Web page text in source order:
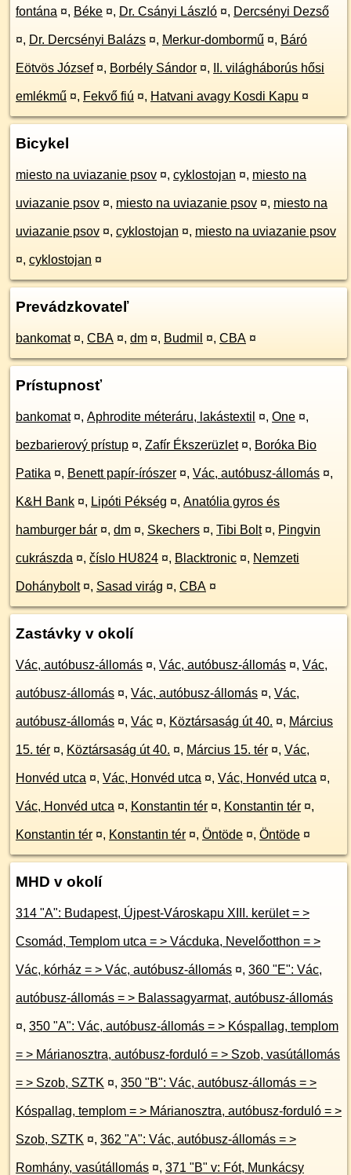
fontána ¤, Béke ¤, Dr. Csányi László ¤, Dercsényi Dezső
¤, Dr. Dercsényi Balázs ¤, Merkur-dombormű ¤, Báró
Eötvös József ¤, Borbély Sándor ¤, II. világháborús hősi
emlékmű ¤, Fekvő fiú ¤, Hatvani avagy Kosdi Kapu ¤
Bicykel
miesto na uviazanie psov ¤, cyklostojan ¤, miesto na
uviazanie psov ¤, miesto na uviazanie psov ¤, miesto na
uviazanie psov ¤, cyklostojan ¤, miesto na uviazanie psov
¤, cyklostojan ¤
Prevádzkovateľ
bankomat ¤, CBA ¤, dm ¤, Budmil ¤, CBA ¤
Prístupnosť
bankomat ¤, Aphrodite méteráru, lakástextil ¤, One ¤,
bezbarierový prístup ¤, Zafír Ékszerüzlet ¤, Boróka Bio
Patika ¤, Benett papír-írószer ¤, Vác, autóbusz-állomás ¤,
K&H Bank ¤, Lipóti Pékség ¤, Anatólia gyros és
hamburger bár ¤, dm ¤, Skechers ¤, Tibi Bolt ¤, Pingvin
cukrászda ¤, číslo HU824 ¤, Blacktronic ¤, Nemzeti
Dohánybolt ¤, Sasad virág ¤, CBA ¤
Zastávky v okolí
Vác, autóbusz-állomás ¤, Vác, autóbusz-állomás ¤, Vác,
autóbusz-állomás ¤, Vác, autóbusz-állomás ¤, Vác,
autóbusz-állomás ¤, Vác ¤, Köztársaság út 40. ¤, Március
15. tér ¤, Köztársaság út 40. ¤, Március 15. tér ¤, Vác,
Honvéd utca ¤, Vác, Honvéd utca ¤, Vác, Honvéd utca ¤,
Vác, Honvéd utca ¤, Konstantin tér ¤, Konstantin tér ¤,
Konstantin tér ¤, Konstantin tér ¤, Öntöde ¤, Öntöde ¤
MHD v okolí
314 "A": Budapest, Újpest-Városkapu XIII. kerület = >
Csomád, Templom utca = > Vácduka, Nevelőotthon = >
Vác, kórház = > Vác, autóbusz-állomás ¤, 360 "E": Vác,
autóbusz-állomás = > Balassagyarmat, autóbusz-állomás
¤, 350 "A": Vác, autóbusz-állomás = > Kóspallag, templom
= > Márianosztra, autóbusz-forduló = > Szob, vasútállomás
= > Szob, SZTK ¤, 350 "B": Vác, autóbusz-állomás = >
Kóspallag, templom = > Márianosztra, autóbusz-forduló = >
Szob, SZTK ¤, 362 "A": Vác, autóbusz-állomás = >
Romhány, vasútállomás ¤, 371 "B" v: Fót, Munkácsy